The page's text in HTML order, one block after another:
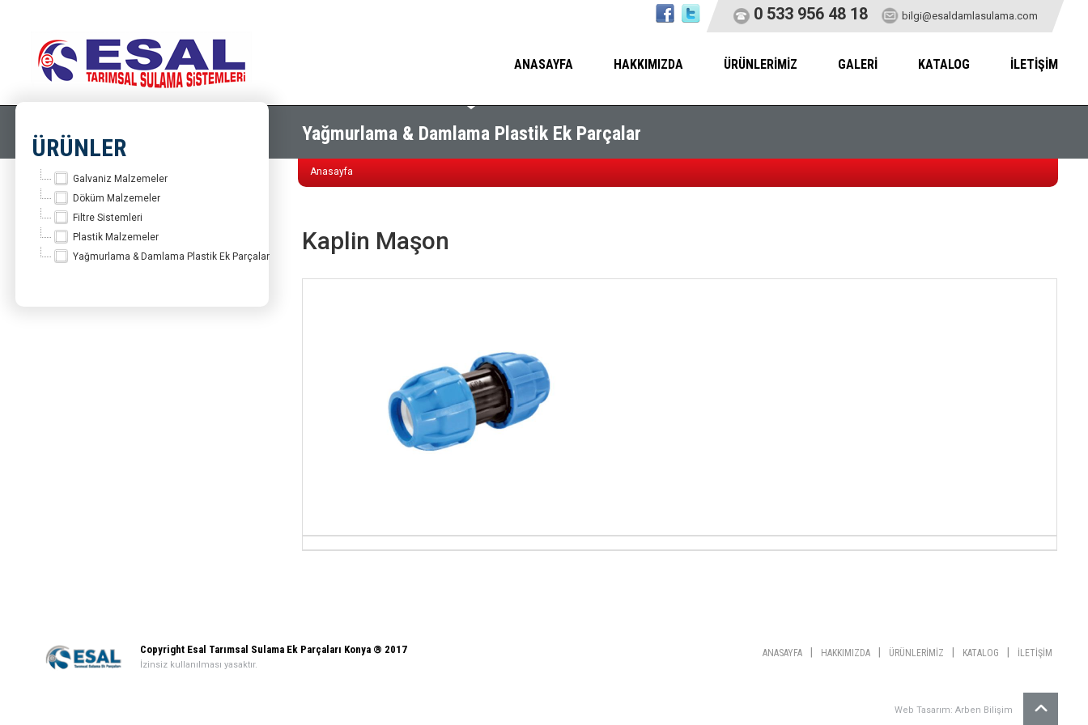
0 533 956 48 18 bilgi@esaldamlasulama.com
ANASAYFA HAKKIMIZDA ÜRÜNLERİMİZ GALERİ KATALOG İLETİŞİM
ÜRÜNLER
Galvaniz Malzemeler
Döküm Malzemeler
Filtre Sistemleri
Plastik Malzemeler
Yağmurlama & Damlama Plastik Ek Parçalar
Yağmurlama & Damlama Plastik Ek Parçalar
Anasayfa
Kaplin Maşon
Copyright Esal Tarımsal Sulama Ek Parçaları Konya ® 2017
İzinsiz kullanılması yasaktır.
ANASAYFA HAKKIMIZDA ÜRÜNLERİMİZ KATALOG İLETİŞİM
Web Tasarım: Arben Bilişim